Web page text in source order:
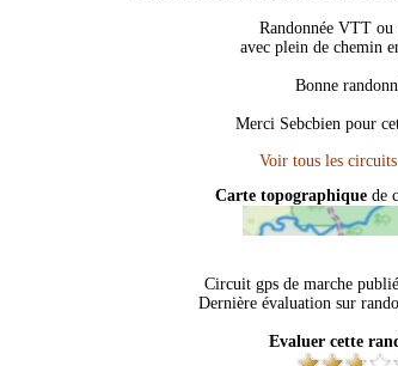
Randonnée VTT ou
avec plein de chemin
Bonne
Merci Sebcbien pour
Carte topographique de
Circuit gps de marche
Dernière évaluation sur
Evaluer cette